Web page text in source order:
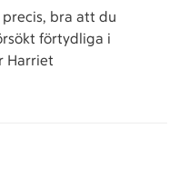
precis, bra att du
förtydliga i
Harriet